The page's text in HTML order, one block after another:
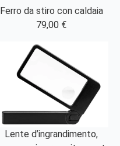
Ferro da stiro con caldaia
79,00 €
Lente d’ingrandimento,